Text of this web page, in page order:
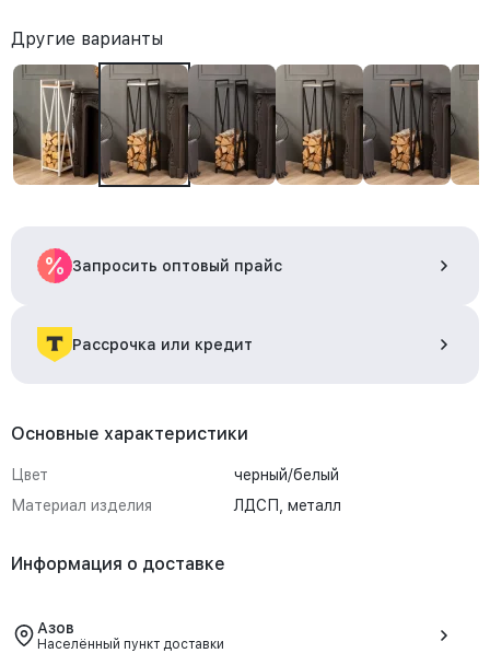
Другие варианты
Запросить оптовый прайс
Рассрочка или кредит
Основные характеристики
Цвет
черный/белый
Материал изделия
ЛДСП, металл
Информация о доставке
Азов
Населённый пункт доставки